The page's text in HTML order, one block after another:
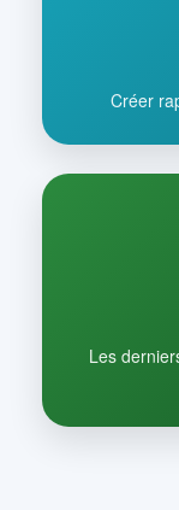
Créer
Les